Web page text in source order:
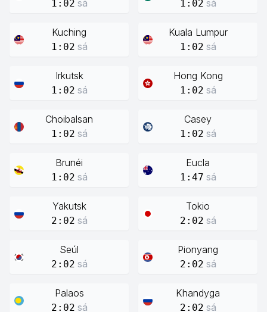
1:02 sá 1:02 sá
Kuching
1:02 sá
Kuala Lumpur
1:02 sá
Irkutsk
1:02 sá
Hong Kong
1:02 sá
Choibalsan
1:02 sá
Casey
1:02 sá
Brunéi
1:02 sá
Eucla
1:47 sá
Yakutsk
2:02 sá
Tokio
2:02 sá
Seúl
2:02 sá
Pionyang
2:02 sá
Palaos
2:02 sá
Khandyga
2:02 sá